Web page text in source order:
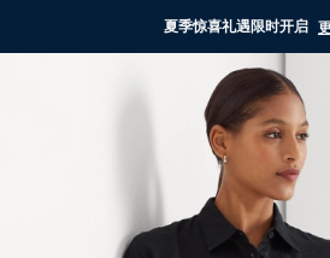
夏季惊喜礼遇限时开启